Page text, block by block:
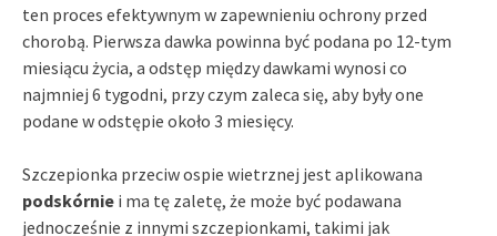
ten proces efektywnym w zapewnieniu ochrony przed
chorobą. Pierwsza dawka powinna być podana po 12-tym
miesiącu życia, a odstęp między dawkami wynosi co
najmniej 6 tygodni, przy czym zaleca się, aby były one
podane w odstępie około 3 miesięcy.
Szczepionka przeciw ospie wietrznej jest aplikowana
podskórnie i ma tę zaletę, że może być podawana
jednocześnie z innymi szczepionkami, takimi jak